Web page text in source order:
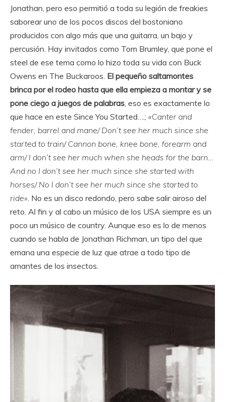
Jonathan, pero eso permitió a toda su legión de freakies
saborear uno de los pocos discos del bostoniano
producidos con algo más que una guitarra, un bajo y
percusión. Hay invitados como Tom Brumley, que pone el
steel de ese tema como lo hizo toda su vida con Buck
Owens en The Buckaroos. El pequeño saltamontes
brinca por el rodeo hasta que ella empieza a montar y se
pone ciego a juegos de palabras, eso es exactamente lo
que hace en este Since You Started….; «Canter and
fender, barrel and mane/ Don’t see her much since she
started to train/ Cannon bone, knee bone, forearm and
arm/ I don’t see her much when she heads for the barn…
And no I don’t see her much since she started with
horses/ No I don’t see her much since she started to
ride». No es un disco redondo, pero sabe salir airoso del
reto. Al fin y al cabo un músico de los USA siempre es un
poco un músico de country. Aunque eso es lo de menos
cuando se habla de Jonathan Richman, un tipo del que
emana una especie de luz que atrae a todo tipo de
amantes de los insectos.